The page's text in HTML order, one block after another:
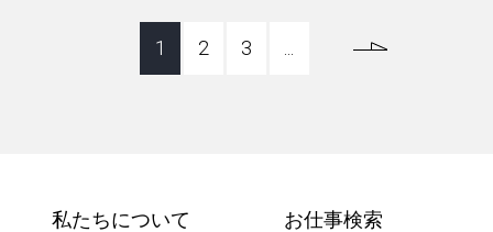
1 2 3
私たちについて
お仕事検索